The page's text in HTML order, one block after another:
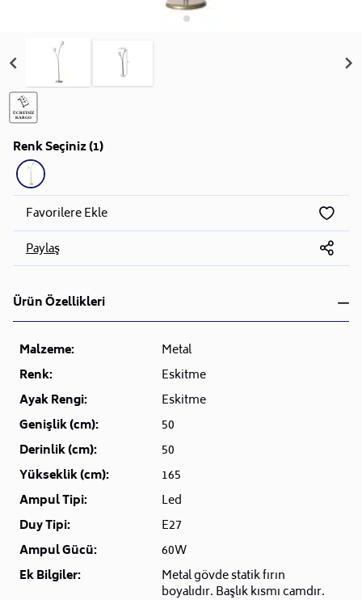
Renk Seçiniz (1)
Favorilere Ekle
Paylaş
Ürün Özellikleri
Malzeme:
Metal
Renk:
Eskitme
Ayak Rengi:
Eskitme
Genişlik (cm):
50
Derinlik (cm):
50
Yükseklik (cm):
165
Ampul Tipi:
Led
Duy Tipi:
E27
Ampul Gücü:
60W
Ek Bilgiler:
Metal gövde statik fırın
boyalıdır. Başlık kısmı camdır.